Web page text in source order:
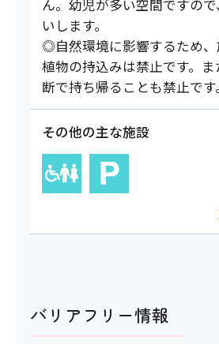
ん。幼児が多い空間ですの
いします。
◎自然環境に影響するため
植物の持込みは禁止です。
断で持ち帰ることも禁止です。
その他の主な施設
バリアフリー情報